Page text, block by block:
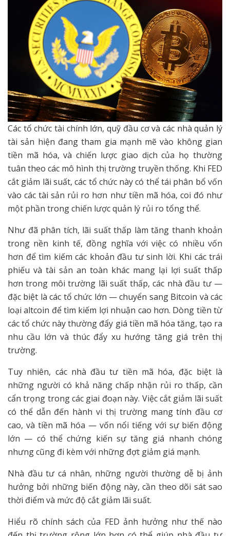
Các tổ chức tài chính lớn, quỹ đầu cơ và các nhà quản lý
tài sản hiện đang tham gia mạnh mẽ vào không gian
tiền mã hóa, và chiến lược giao dịch của họ thường
tuân theo các mô hình thị trường truyền thống. Khi FED
cắt giảm lãi suất, các tổ chức này có thể tái phân bổ vốn
vào các tài sản rủi ro hơn như tiền mã hóa, coi đó như
một phần trong chiến lược quản lý rủi ro tổng thể.
Như đã phân tích, lãi suất thấp làm tăng thanh khoản
trong nền kinh tế, đồng nghĩa với việc có nhiều vốn
hơn để tìm kiếm các khoản đầu tư sinh lời. Khi các trái
phiếu và tài sản an toàn khác mang lại lợi suất thấp
hơn trong môi trường lãi suất thấp, các nhà đầu tư —
đặc biệt là các tổ chức lớn — chuyển sang Bitcoin và các
loại altcoin để tìm kiếm lợi nhuận cao hơn. Dòng tiền từ
các tổ chức này thường đẩy giá tiền mã hóa tăng, tạo ra
nhu cầu lớn và thúc đẩy xu hướng tăng giá trên thị
trường.
Tuy nhiên, các nhà đầu tư tiền mã hóa, đặc biệt là
những người có khả năng chấp nhận rủi ro thấp, cần
cẩn trọng trong các giai đoạn này. Việc cắt giảm lãi suất
có thể dẫn đến hành vi thị trường mang tính đầu cơ
cao, và tiền mã hóa — vốn nổi tiếng với sự biến động
lớn — có thể chứng kiến sự tăng giá nhanh chóng
nhưng cũng đi kèm với những đợt giảm giá mạnh.
Nhà đầu tư cá nhân, những người thường dễ bị ảnh
hưởng bởi những biến động này, cần theo dõi sát sao
thời điểm và mức độ cắt giảm lãi suất.
Hiểu rõ chính sách của FED ảnh hưởng như thế nào